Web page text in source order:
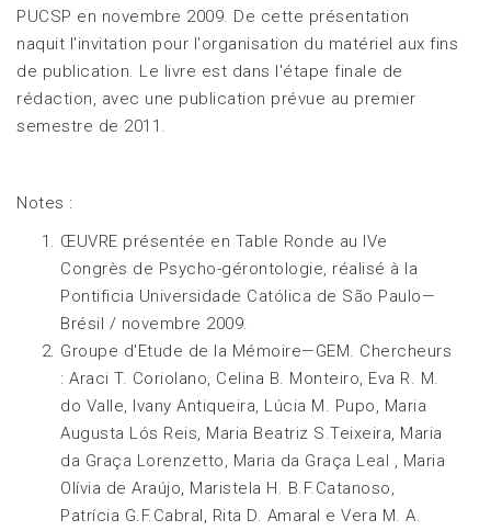
PUCSP en novembre 2009. De cette présentation
naquit l'invitation pour l'organisation du matériel aux fins
de publication. Le livre est dans l'étape finale de
rédaction, avec une publication prévue au premier
semestre de 2011.
Notes :
ŒUVRE présentée en Table Ronde au IVe
Congrès de Psycho-gérontologie, réalisé à la
Pontificia Universidade Católica de São Paulo—
Brésil / novembre 2009.
Groupe d'Etude de la Mémoire—GEM. Chercheurs
: Araci T. Coriolano, Celina B. Monteiro, Eva R. M.
do Valle, Ivany Antiqueira, Lúcia M. Pupo, Maria
Augusta Lós Reis, Maria Beatriz S.Teixeira, Maria
da Graça Lorenzetto, Maria da Graça Leal , Maria
Olívia de Araújo, Maristela H. B.F.Catanoso,
Patrícia G.F.Cabral, Rita D. Amaral e Vera M. A.